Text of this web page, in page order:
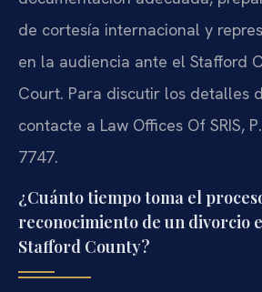
de cortesía internacional y
en la audiencia ante el Stafford
Court. Para discutir los detalles
contacte a Law Offices Of SRIS,
7747.
¿Cuánto tiempo toma el
reconocimiento de un divorcio
Stafford County?